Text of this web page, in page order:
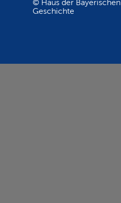
© Haus der Bayerischen
Geschichte